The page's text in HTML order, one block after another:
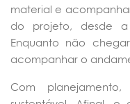
material e
do projeto, desde
Enquanto não
acompanhar o
Com